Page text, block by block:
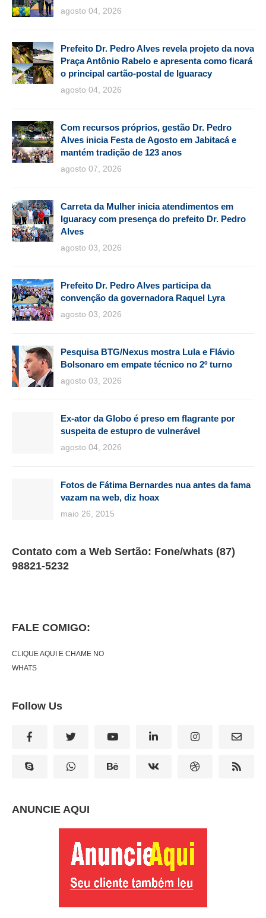
agosto 04, 2026
Prefeito Dr. Pedro Alves revela projeto da nova
Praça Antônio Rabelo e apresenta como ficará
o principal cartão-postal de Iguaracy
agosto 04, 2026
Com recursos próprios, gestão Dr. Pedro
Alves inicia Festa de Agosto em Jabitacá e
mantém tradição de 123 anos
agosto 07, 2026
Carreta da Mulher inicia atendimentos em
Iguaracy com presença do prefeito Dr. Pedro
Alves
agosto 03, 2026
Prefeito Dr. Pedro Alves participa da
convenção da governadora Raquel Lyra
agosto 03, 2026
Pesquisa BTG/Nexus mostra Lula e Flávio
Bolsonaro em empate técnico no 2º turno
agosto 03, 2026
Ex-ator da Globo é preso em flagrante por
suspeita de estupro de vulnerável
agosto 04, 2026
Fotos de Fátima Bernardes nua antes da fama
vazam na web, diz hoax
maio 26, 2015
Contato com a Web Sertão: Fone/whats (87)
98821-5232
FALE COMIGO:
CLIQUE AQUI E CHAME NO
WHATS
Follow Us
ANUNCIE AQUI